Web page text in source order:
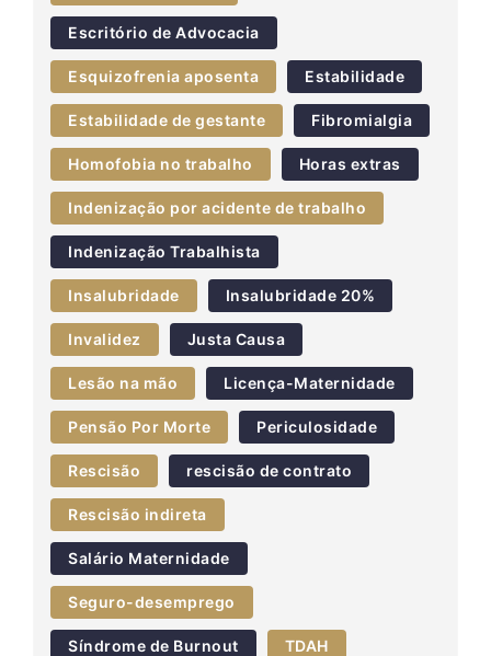
Escritório de Advocacia
Esquizofrenia aposenta Estabilidade
Estabilidade de gestante Fibromialgia
Homofobia no trabalho Horas extras
Indenização por acidente de trabalho
Indenização Trabalhista
Insalubridade Insalubridade 20%
Invalidez Justa Causa
Lesão na mão Licença-Maternidade
Pensão Por Morte Periculosidade
Rescisão rescisão de contrato
Rescisão indireta
Salário Maternidade
Seguro-desemprego
Síndrome de Burnout TDAH